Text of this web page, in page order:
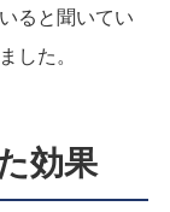
ると聞いてい
した。
効果